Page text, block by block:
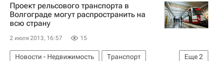
Россия
Проект рельсового транспорта в
Волгограде могут распространить на
всю страну
2 июля 2013, 16:57 15
Еще2
Новости - Недвижимость
Транспорт